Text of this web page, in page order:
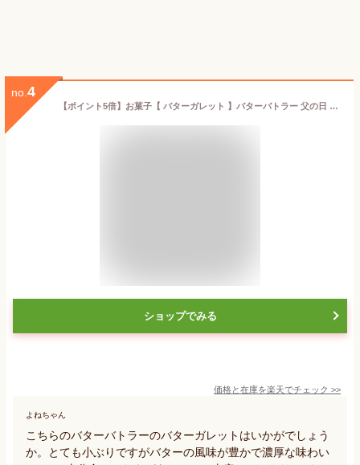
no. 4
【ポイント5倍】お菓子【 バターガレット 】バターバトラー 父の日 個包装 スイーツ ガレット 焼き菓子 洋菓子 内祝 お祝 出産祝 お礼 おしゃれ 職場 退職 ご挨拶 手土産 人気 おすすめ 選べる入数 プレゼント ギフト お中元 御中元
ショップでみる
価格と在庫を楽天でチェック >>
よねちゃん
こちらのバターバトラーのバターガレットはいかがでしょう
か。とても小ぶりですがバターの風味が豊かで濃厚な味わい